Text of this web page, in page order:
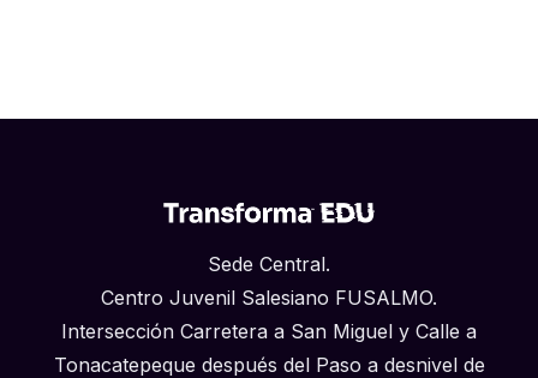
Sede Central.
Centro Juvenil Salesiano FUSALMO.
Intersección Carretera a San Miguel y Calle a
Tonacatepeque después del Paso a desnivel de